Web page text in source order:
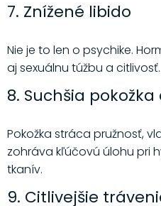
7. Znížené libido
Nie je to len o psychike.
aj sexuálnu túžbu a citlivosť.
8. Suchšia pokožka
Pokožka stráca pružnosť,
zohráva kľúčovú úlohu pri
tkanív.
9. Citlivejšie